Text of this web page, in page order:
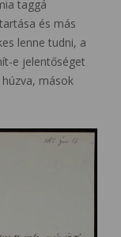
taggá
és más
lenne tudni, a
e jelentőséget
mások